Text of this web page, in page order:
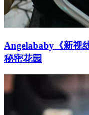
Angelababy《新视
秘密花园